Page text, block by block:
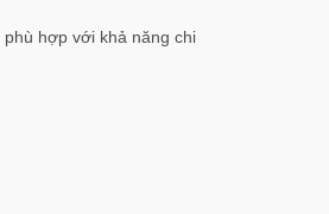
hợp với khả năng chi